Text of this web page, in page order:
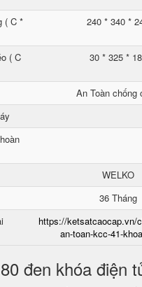
( C *
240 * 340 *
( C
30 * 325 *
An Toàn chống
WELKO
36 Tháng
https://ketsatcaocap.vn/
an-toan-kcc-41-
đen khóa điện